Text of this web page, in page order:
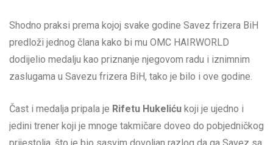
Shodno praksi prema kojoj svake godine Savez frizera BiH
predloži jednog člana kako bi mu OMC HAIRWORLD
dodijelio medalju kao priznanje njegovom radu i iznimnim
zaslugama u Savezu frizera BiH, tako je bilo i ove godine.
Čast i medalja pripala je Rifetu Hukeliću koji je ujedno i
jedini trener koji je mnoge takmičare doveo do pobjedničkog